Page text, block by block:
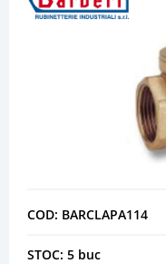
COD: BARCLAPA114
STOC: 5 buc